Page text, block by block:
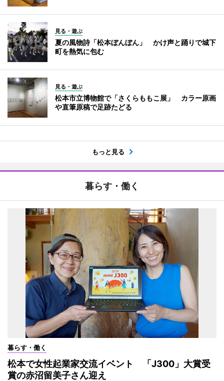
見る・遊ぶ
夏の風物詩「松本ぼんぼん」 かけ声と踊りで城下
町を熱気に包む
見る・遊ぶ
松本市立博物館で「さくらももこ展」 カラー原画
や直筆原稿で足跡たどる
もっと見る
暮らす・働く
暮らす・働く
松本で女性起業家交流イベント 「J300」大賞受
賞の赤沼留美子さん迎え